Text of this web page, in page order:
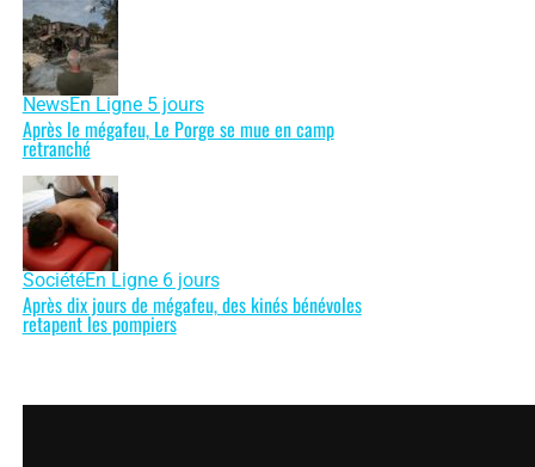
NewsEn Ligne 5 jours
Après le mégafeu, Le Porge se mue en camp
retranché
SociétéEn Ligne 6 jours
Après dix jours de mégafeu, des kinés bénévoles
retapent les pompiers